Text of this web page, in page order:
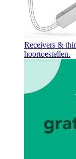
Receivers &
hoortoestellen.